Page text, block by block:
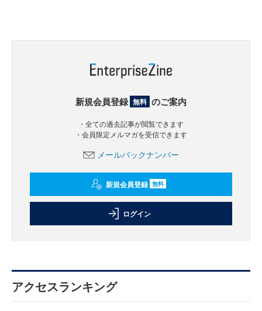
新規会員登録 無料 のご案内
・全ての過去記事が閲覧できます
・会員限定メルマガを受信できます
メールバックナンバー
新規会員登録 無料
ログイン
アクセスランキング